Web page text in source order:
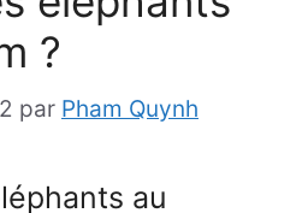
?
par Pham Quynh
au